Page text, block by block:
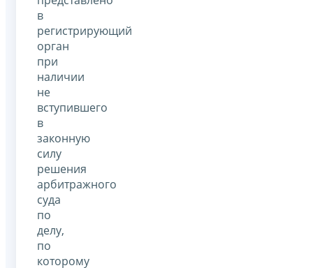
в
регистрирующий
орган
при
наличии
не
вступившего
в
законную
силу
решения
арбитражного
суда
по
делу,
по
которому